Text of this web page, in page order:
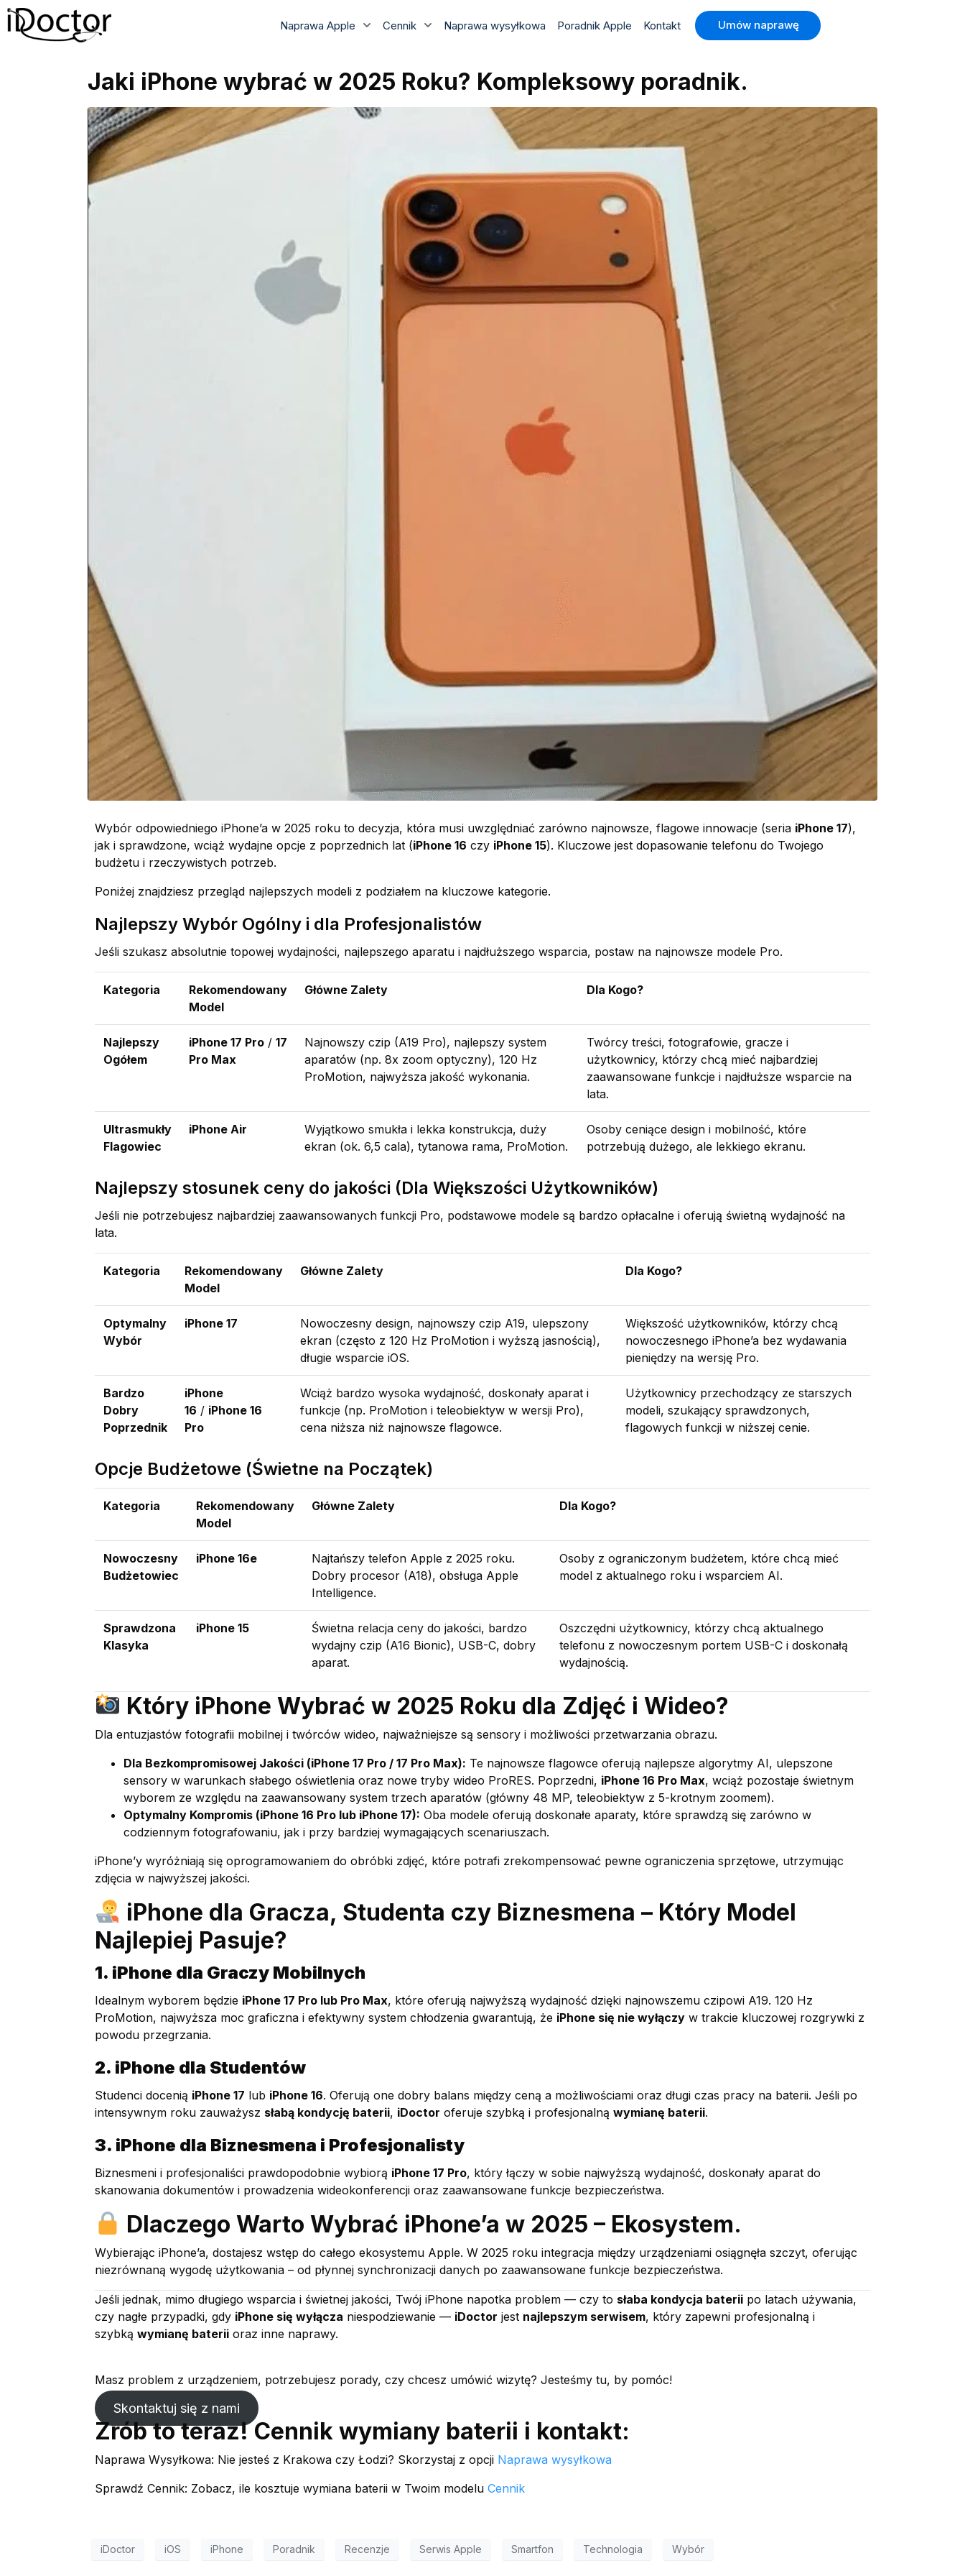
Naprawa Apple Cennik Naprawa wysyłkowa Poradnik Apple Kontakt Umów naprawę
Jaki iPhone wybrać w 2025 Roku? Kompleksowy poradnik.
Wybór odpowiedniego iPhone’a w 2025 roku to decyzja, która musi uwzględniać zarówno najnowsze, flagowe innowacje (seria iPhone 17),
jak i sprawdzone, wciąż wydajne opcje z poprzednich lat (iPhone 16 czy iPhone 15). Kluczowe jest dopasowanie telefonu do Twojego
budżetu i rzeczywistych potrzeb.
Poniżej znajdziesz przegląd najlepszych modeli z podziałem na kluczowe kategorie.
Najlepszy Wybór Ogólny i dla Profesjonalistów
Jeśli szukasz absolutnie topowej wydajności, najlepszego aparatu i najdłuższego wsparcia, postaw na najnowsze modele Pro.
Kategoria
Rekomendowany
Model
Główne Zalety Dla Kogo?
Najlepszy
Ogółem
iPhone 17 Pro / 17
Pro Max
Najnowszy czip (A19 Pro), najlepszy system
aparatów (np. 8x zoom optyczny), 120 Hz
ProMotion, najwyższa jakość wykonania.
Twórcy treści, fotografowie, gracze i
użytkownicy, którzy chcą mieć najbardziej
zaawansowane funkcje i najdłuższe wsparcie na
lata.
Ultrasmukły
Flagowiec
iPhone Air
Wyjątkowo smukła i lekka konstrukcja, duży
ekran (ok. 6,5 cala), tytanowa rama, ProMotion.
Osoby ceniące design i mobilność, które
potrzebują dużego, ale lekkiego ekranu.
Najlepszy stosunek ceny do jakości (Dla Większości Użytkowników)
Jeśli nie potrzebujesz najbardziej zaawansowanych funkcji Pro, podstawowe modele są bardzo opłacalne i oferują świetną wydajność na
lata.
Kategoria
Rekomendowany
Model
Główne Zalety Dla Kogo?
Optymalny
Wybór
iPhone 17
Nowoczesny design, najnowszy czip A19, ulepszony
ekran (często z 120 Hz ProMotion i wyższą jasnością),
długie wsparcie iOS.
Większość użytkowników, którzy chcą
nowoczesnego iPhone’a bez wydawania
pieniędzy na wersję Pro.
Bardzo
Dobry
Poprzednik
iPhone
16 / iPhone 16
Pro
Wciąż bardzo wysoka wydajność, doskonały aparat i
funkcje (np. ProMotion i teleobiektyw w wersji Pro),
cena niższa niż najnowsze flagowce.
Użytkownicy przechodzący ze starszych
modeli, szukający sprawdzonych,
flagowych funkcji w niższej cenie.
Opcje Budżetowe (Świetne na Początek)
Kategoria
Rekomendowany
Model
Główne Zalety Dla Kogo?
Nowoczesny
Budżetowiec
iPhone 16e
Najtańszy telefon Apple z 2025 roku.
Dobry procesor (A18), obsługa Apple
Intelligence.
Osoby z ograniczonym budżetem, które chcą mieć
model z aktualnego roku i wsparciem AI.
Sprawdzona
Klasyka
iPhone 15
Świetna relacja ceny do jakości, bardzo
wydajny czip (A16 Bionic), USB-C, dobry
aparat.
Oszczędni użytkownicy, którzy chcą aktualnego
telefonu z nowoczesnym portem USB-C i doskonałą
wydajnością.
Który iPhone Wybrać w 2025 Roku dla Zdjęć i Wideo?
Dla entuzjastów fotografii mobilnej i twórców wideo, najważniejsze są sensory i możliwości przetwarzania obrazu.
Dla Bezkompromisowej Jakości (iPhone 17 Pro / 17 Pro Max): Te najnowsze flagowce oferują najlepsze algorytmy AI, ulepszone
sensory w warunkach słabego oświetlenia oraz nowe tryby wideo ProRES. Poprzedni, iPhone 16 Pro Max, wciąż pozostaje świetnym
wyborem ze względu na zaawansowany system trzech aparatów (główny 48 MP, teleobiektyw z 5-krotnym zoomem).
Optymalny Kompromis (iPhone 16 Pro lub iPhone 17): Oba modele oferują doskonałe aparaty, które sprawdzą się zarówno w
codziennym fotografowaniu, jak i przy bardziej wymagających scenariuszach.
iPhone’y wyróżniają się oprogramowaniem do obróbki zdjęć, które potrafi zrekompensować pewne ograniczenia sprzętowe, utrzymując
zdjęcia w najwyższej jakości.
iPhone dla Gracza, Studenta czy Biznesmena – Który Model
Najlepiej Pasuje?
1. iPhone dla Graczy Mobilnych
Idealnym wyborem będzie iPhone 17 Pro lub Pro Max, które oferują najwyższą wydajność dzięki najnowszemu czipowi A19. 120 Hz
ProMotion, najwyższa moc graficzna i efektywny system chłodzenia gwarantują, że iPhone się nie wyłączy w trakcie kluczowej rozgrywki z
powodu przegrzania.
2. iPhone dla Studentów
Studenci docenią iPhone 17 lub iPhone 16. Oferują one dobry balans między ceną a możliwościami oraz długi czas pracy na baterii. Jeśli po
intensywnym roku zauważysz słabą kondycję baterii, iDoctor oferuje szybką i profesjonalną wymianę baterii.
3. iPhone dla Biznesmena i Profesjonalisty
Biznesmeni i profesjonaliści prawdopodobnie wybiorą iPhone 17 Pro, który łączy w sobie najwyższą wydajność, doskonały aparat do
skanowania dokumentów i prowadzenia wideokonferencji oraz zaawansowane funkcje bezpieczeństwa.
Dlaczego Warto Wybrać iPhone’a w 2025 – Ekosystem.
Wybierając iPhone’a, dostajesz wstęp do całego ekosystemu Apple. W 2025 roku integracja między urządzeniami osiągnęła szczyt, oferując
niezrównaną wygodę użytkowania – od płynnej synchronizacji danych po zaawansowane funkcje bezpieczeństwa.
Jeśli jednak, mimo długiego wsparcia i świetnej jakości, Twój iPhone napotka problem — czy to słaba kondycja baterii po latach używania,
czy nagłe przypadki, gdy iPhone się wyłącza niespodziewanie — iDoctor jest najlepszym serwisem, który zapewni profesjonalną i
szybką wymianę baterii oraz inne naprawy.
Masz problem z urządzeniem, potrzebujesz porady, czy chcesz umówić wizytę? Jesteśmy tu, by pomóc!
Skontaktuj się z nami
Zrób to teraz! Cennik wymiany baterii i kontakt:
Naprawa Wysyłkowa: Nie jesteś z Krakowa czy Łodzi? Skorzystaj z opcji Naprawa wysyłkowa
Sprawdź Cennik: Zobacz, ile kosztuje wymiana baterii w Twoim modelu Cennik
iDoctor iOS iPhone Poradnik Recenzje Serwis Apple Smartfon Technologia Wybór